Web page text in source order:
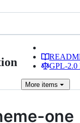
GPL-2.0
More items
one